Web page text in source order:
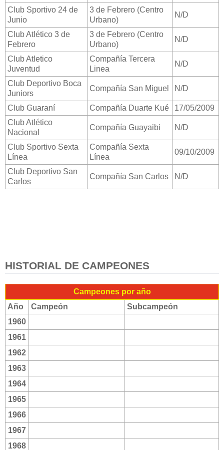
Club Sportivo 24 de
Junio
3 de Febrero (Centro
Urbano)
N/D
Club Atlético 3 de
Febrero
3 de Febrero (Centro
Urbano)
N/D
Club Atletico
Juventud
Compañía Tercera
Linea
N/D
Club Deportivo Boca
Juniors
Compañía San Miguel N/D
Club Guaraní Compañía Duarte Kué
17/05/2009
Club Atlético
Nacional
Compañía Guayaibi N/D
Club Sportivo Sexta
Línea
Compañía Sexta
Línea
09/10/2009
Club Deportivo San
Carlos
Compañía San Carlos N/D
HISTORIAL DE CAMPEONES
Campeones por año
Año
Campeón
Subcampeón
1960
1961
1962
1963
1964
1965
1966
1967
1968